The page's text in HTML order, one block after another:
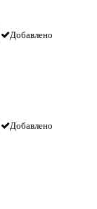
Добавлено
Добавлено